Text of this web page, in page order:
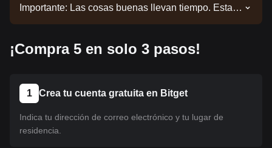
Importante: Las cosas buenas llevan tiempo. Esta
sobre los listados. Una vez que esté disponible en
criptomonedas listadas en Bitget.
¡Compra 5 en solo 3 pasos!
1 Crea tu cuenta gratuita en Bitget
Indica tu dirección de correo electrónico y tu lugar de
residencia.